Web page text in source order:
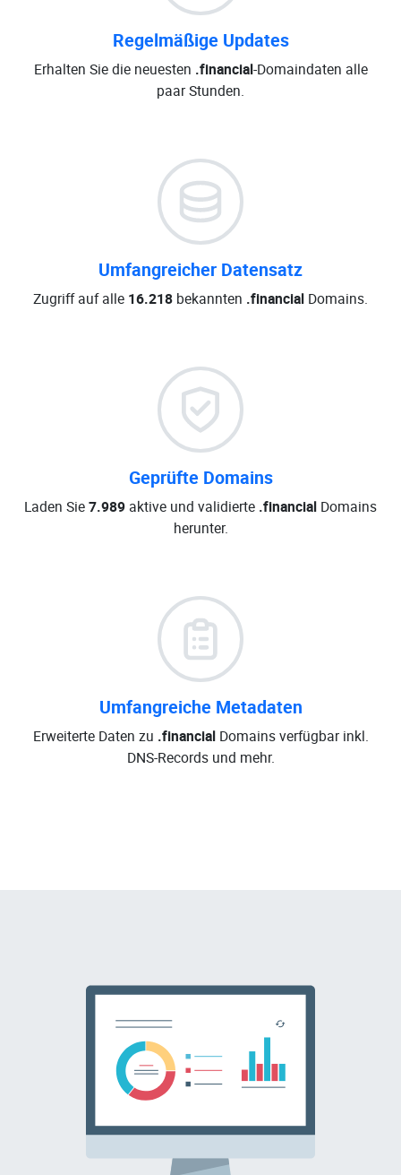
Regelmäßige Updates
Erhalten Sie die neuesten .financial-Domaindaten alle
paar Stunden.
Umfangreicher Datensatz
Zugriff auf alle 16.218 bekannten .financial Domains.
Geprüfte Domains
Laden Sie7.989 aktive und validierte .financial Domains
herunter.
Umfangreiche Metadaten
Erweiterte Daten zu .financialDomains verfügbar inkl.
DNS-Records und mehr.